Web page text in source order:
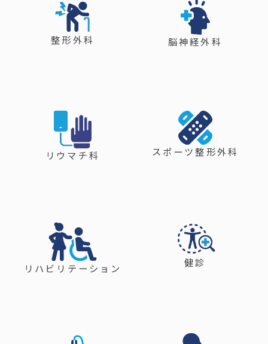
整形外科 脳神経外科
リウマチ科 スポーツ整形外科
リハビリテーション 健診